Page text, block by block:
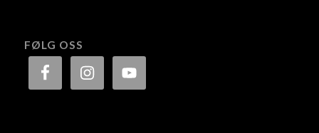
FØLG OSS